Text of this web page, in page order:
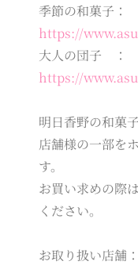
季節の和菓子：
https://
大人の団子 ：
https://
明日香野の和菓
店舗様の一部を
す。
お買い求めの際
ください。
お取り扱い店舗：